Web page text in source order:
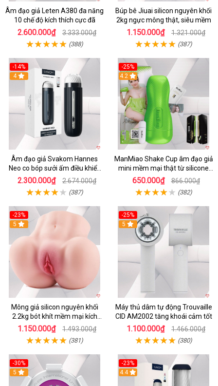
Âm đạo giả Leten A380 đa năng
10 chế độ kích thích cực đã
2.600.000₫ 3.333.000₫
(388)
Búp bê Jiuai silicon nguyên khối
2kg ngực mông thật, siêu mềm
1.150.000₫ 1.321.000₫
(387)
-14%
4
Âm đạo giả Svakom Hannes
Neo co bóp sưởi ấm điều khiển
app tiện lợi
2.300.000₫ 2.674.000₫
(387)
-25%
4.2
ManMiao Shake Cup âm đạo giả
mini mềm mại thật từ silicone
cao cấp
650.000₫ 866.000₫
(382)
-23%
5
Mông giả silicon nguyên khối
2.2kg bót khít mềm mại kích
thích
1.150.000₫ 1.493.000₫
(381)
-25%
5
Máy thủ dâm tự động Trouvaille
CID AM2002 tăng khoái cảm tốt
1.100.000₫ 1.466.000₫
(380)
-30%
5
-23%
4.4